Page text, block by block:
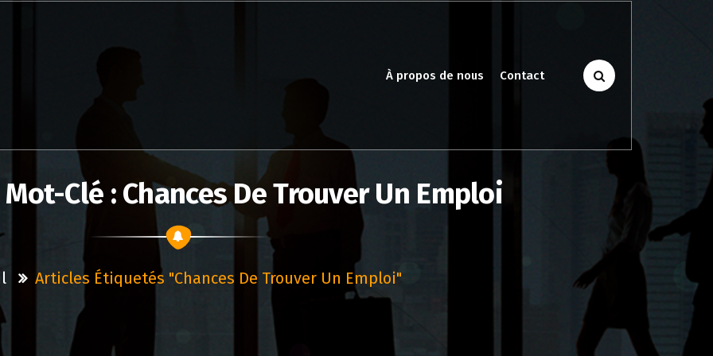
À propos de nous Contact
Clé : Chances De Trouver Un Emploi
Articles Étiquetés "chances De Trouver Un Emploi"